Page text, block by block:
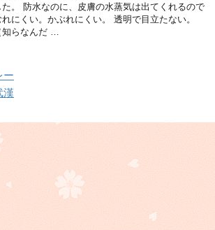
た。 防水なのに、皮膚の水蒸気は出てくれるので
れにくい。かぶれにくい。 透明で目立たない。
知らなんだ …
ー
漢